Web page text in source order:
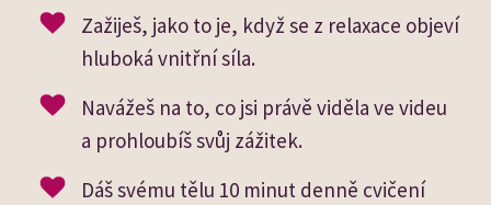
Zažiješ, jako to je, když se z relaxace objeví
hluboká vnitřní síla.
Navážeš na to, co jsi právě viděla ve videu
a prohloubíš svůj zážitek.
Dáš svému tělu 10 minut denně cvičení